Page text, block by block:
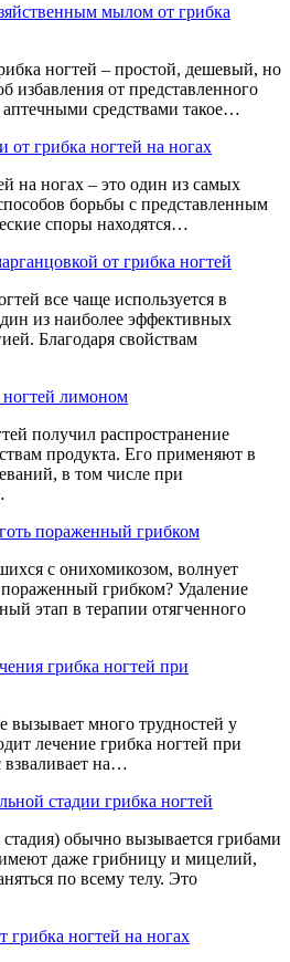
мылом от грибка
ногтей – простой, дешевый, но
избавления от представленного
средствами такое…
грибка ногтей на ногах
на ногах – это один из самых
борьбы с представленным
споры находятся…
от грибка ногтей
все чаще используется в
из наиболее эффективных
Благодаря свойствам
ногтей лимоном
получил распространение
продукта. Его применяют в
в том числе при
пораженный грибком
с онихомикозом, волнует
пораженный грибком? Удаление
этап в терапии отягченного
грибка ногтей при
вызывает много трудностей у
лечение грибка ногтей при
взваливает на…
стадии грибка ногтей
обычно вызывается грибами
даже грибницу и мицелий,
по всему телу. Это
ногтей на ногах